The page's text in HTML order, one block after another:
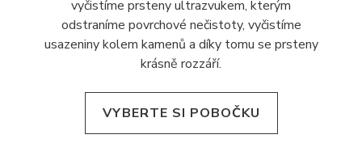
vyčistíme prsteny ultrazvukem, kterým
odstraníme povrchové nečistoty, vyčistíme
usazeniny kolem kamenů a díky tomu se prsteny
krásně rozzáří.
VYBERTE SI POBOČKU